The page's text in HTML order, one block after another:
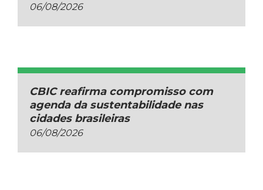
06/08/2026
CBIC reafirma compromisso com
agenda da sustentabilidade nas
cidades brasileiras
06/08/2026